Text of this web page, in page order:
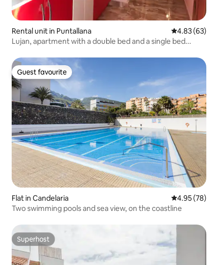
Rental unit in Puntallana 4.83 out of 5
4.83 (63)
Lujan, apartment with a double bed and a single bed...
Guest favourite
Guest favourite
Flat in Candelaria 4.95 out of 5
4.95 (78)
Two swimming pools and sea view, on the coastline
Superhost
Superhost